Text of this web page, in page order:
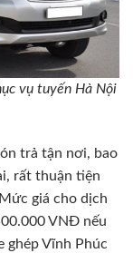
vụ tuyến Hà Nội
trả tận nơi, bao
rất thuận tiện
giá cho dịch
VNĐ nếu
ghép Vĩnh Phúc